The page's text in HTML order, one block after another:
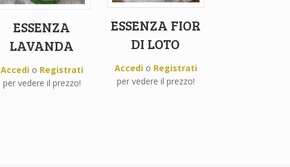
ESSENZA
LAVANDA
Accedio Registrati
per vedere il prezzo!
ESSENZA FIOR
DI LOTO
Accedio Registrati
per vedere il prezzo!